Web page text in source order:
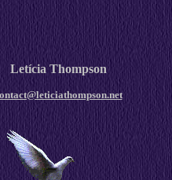
Letícia Thompson